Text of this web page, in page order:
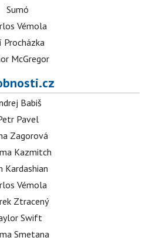
Sumó
Vémola
Procházka
McGregor
Babiš
Pavel
Zagorová
Kazmitch
Kardashian
Vémola
Ztracený
Swift
Smetana